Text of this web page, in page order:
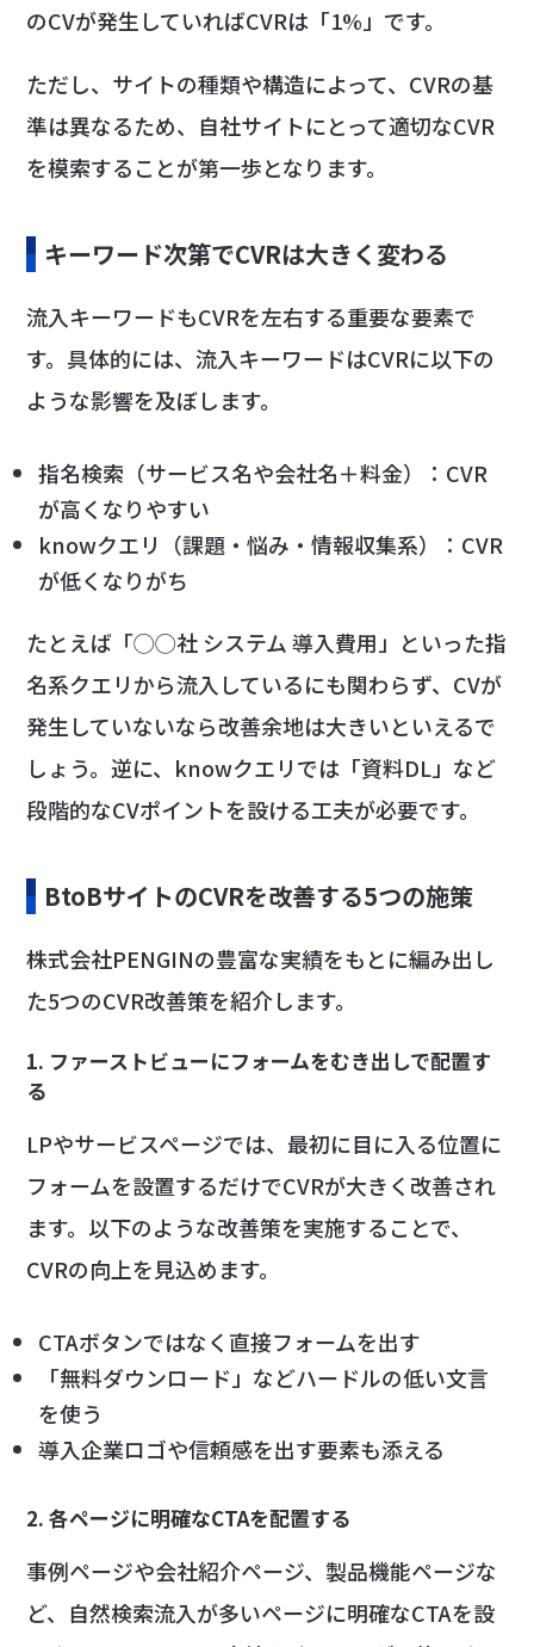
のCVが発生していればCVRは「1%」です。
ただし、サイトの種類や構造によって、CVRの基
準は異なるため、自社サイトにとって適切なCVR
を模索することが第一歩となります。
キーワード次第でCVRは大きく変わる
流入キーワードもCVRを左右する重要な要素で
す。具体的には、流入キーワードはCVRに以下の
ような影響を及ぼします。
指名検索（サービス名や会社名＋料金）：CVR
が高くなりやすい
knowクエリ（課題・悩み・情報収集系）：CVR
が低くなりがち
たとえば「◯◯社 システム 導入費用」といった指
名系クエリから流入しているにも関わらず、CVが
発生していないなら改善余地は大きいといえるで
しょう。逆に、knowクエリでは「資料DL」など
段階的なCVポイントを設ける工夫が必要です。
BtoBサイトのCVRを改善する5つの施策
株式会社PENGINの豊富な実績をもとに編み出し
た5つのCVR改善策を紹介します。
1. ファーストビューにフォームをむき出しで配置す
る
LPやサービスページでは、最初に目に入る位置に
フォームを設置するだけでCVRが大きく改善され
ます。以下のような改善策を実施することで、
CVRの向上を見込めます。
CTAボタンではなく直接フォームを出す
「無料ダウンロード」などハードルの低い文言
を使う
導入企業ロゴや信頼感を出す要素も添える
2. 各ページに明確なCTAを配置する
事例ページや会社紹介ページ、製品機能ページな
ど、自然検索流入が多いページに明確なCTAを設